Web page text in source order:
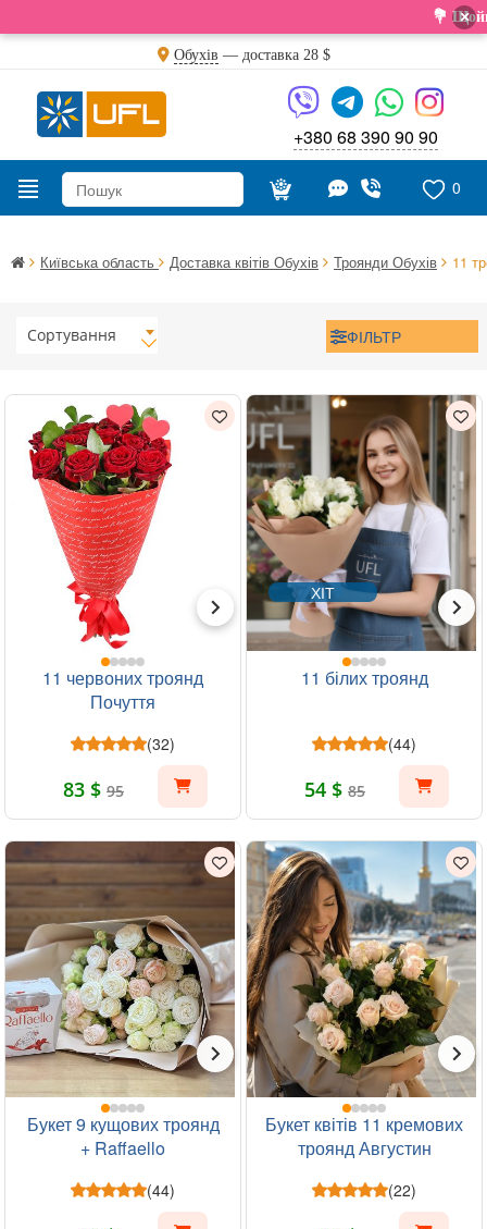
💐 Щойно ×
Обухів — доставка 28 $
+380 68 390 90 90
0
Київська область Доставка квітів Обухів Троянди Обухів 11
Сортування ФІЛЬТР
11 червоних троянд
Почуття
(32)
83 $ 95
ХІТ
11 білих троянд
(44)
54 $ 85
Букет 9 кущових троянд
+ Raffaello
(44)
Букет квітів 11 кремових
троянд Августин
(22)